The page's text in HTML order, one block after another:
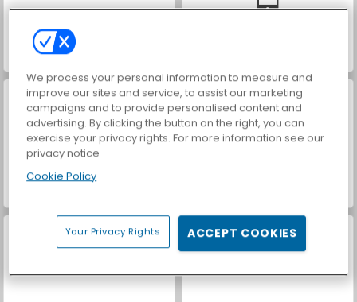
Hidden Object: Street of Secrets
We process your personal information to measure and
improve our sites and service, to assist our marketing
campaigns and to provide personalised content and
advertising. By clicking the button on the right, you can
exercise your privacy rights. For more information see our
privacy notice
Cookie Policy
Your Privacy Rights ACCEPT COOKIES